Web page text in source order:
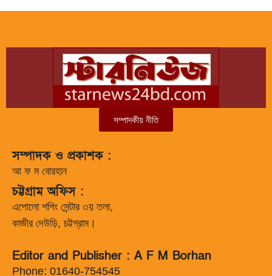
সম্পাদকীয় নীতি
সম্পাদক ও প্রকাশক :
আ ফ ম বোরহান
চট্টগ্রাম অফিস :
এপোলো শপিং সেন্টার ৩য় তলা,
কাজীর দেউড়ি, চট্টগ্রাম।
Editor and Publisher : A F M Borhan
Phone: 01640-754545